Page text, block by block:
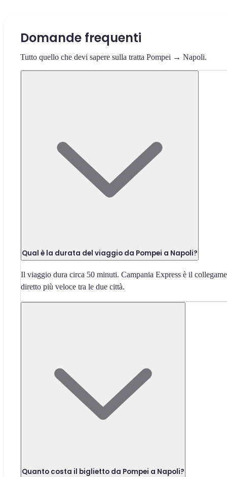
Domande frequenti
Tutto quello che devi sapere sulla tratta Pompei → Napoli.
Qual è la durata del viaggio da Pompei a Napoli?
Il viaggio dura circa 50 minuti. Campania Express è il
diretto più veloce tra le due città.
Quanto costa il biglietto da Pompei a Napoli?